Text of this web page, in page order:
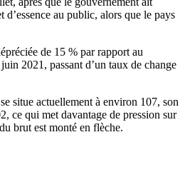
d’essence au public, alors que le pays
de 15 % par rapport au
2021, passant d’un taux de change
situe actuellement à environ 107, son
ce qui met davantage de pression sur
brut est monté en flèche.